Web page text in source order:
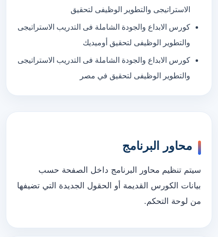
الاستراتيجى والتطوير الوظيفى لتحقيق
كورس الابداع والجودة الشاملة فى التدريب الاستراتيجى
والتطوير الوظيفى لتحقيق أوميديك
كورس الابداع والجودة الشاملة فى التدريب الاستراتيجى
والتطوير الوظيفى لتحقيق في مصر
محاور البرنامج
سيتم تنظيم محاور البرنامج داخل الصفحة حسب
بيانات الكورس القديمة أو الحقول الجديدة التي تضيفها
من لوحة التحكم.